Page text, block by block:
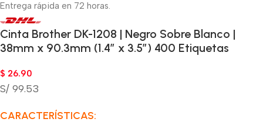
Entrega rápida en 72 horas.
Cinta Brother DK-1208 | Negro Sobre Blanco |
38mm x 90.3mm (1.4″ x 3.5″) 400 Etiquetas
$ 26.90
S/ 99.53
CARACTERÍSTICAS: